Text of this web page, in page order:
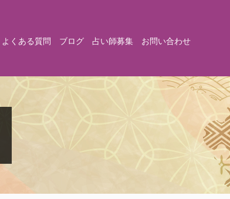
よくある質問 ブログ 占い師募集 お問い合わせ